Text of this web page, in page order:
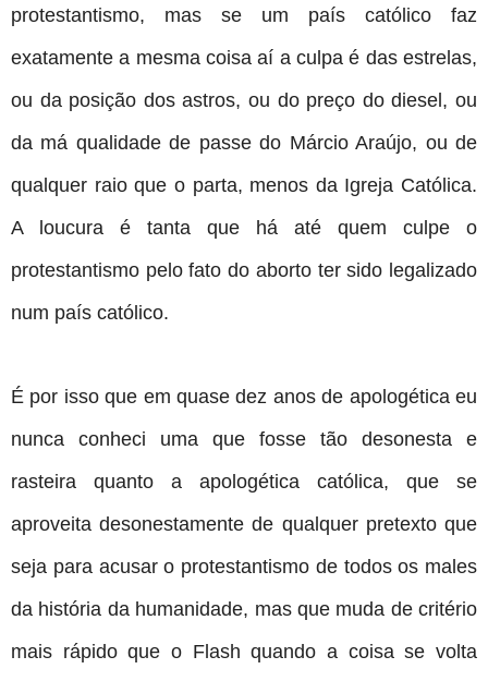
protestantismo, mas se um país católico faz
exatamente a mesma coisa aí a culpa é das estrelas,
ou da posição dos astros, ou do preço do diesel, ou
da má qualidade de passe do Márcio Araújo, ou de
qualquer raio que o parta, menos da Igreja Católica.
A loucura é tanta que há até quem culpe o
protestantismo pelo fato do aborto ter sido legalizado
num país católico.
É por isso que em quase dez anos de apologética eu
nunca conheci uma que fosse tão desonesta e
rasteira quanto a apologética católica, que se
aproveita desonestamente de qualquer pretexto que
seja para acusar o protestantismo de todos os males
da história da humanidade, mas que muda de critério
mais rápido que o Flash quando a coisa se volta